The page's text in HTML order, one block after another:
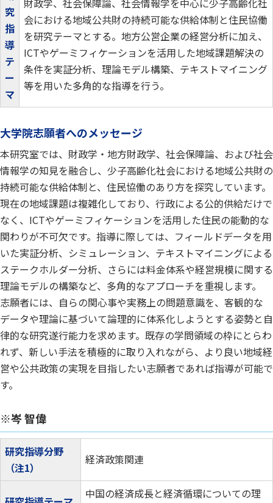
究
指
導
テ
ー
マ
財政学、社会保障論、社会情報学を中心に少子高齢化社
会における地域公共財の持続可能な供給体制と住民協働
を研究テーマとする。地方公営企業の経営分析に加え、
ICTやゲーミフィケーションを活用した地域課題解決の
条件を実証分析、理論モデル構築、テキストマイニング
等を用いた多角的な指導を行う。
大学院志願者へのメッセージ
本研究室では、財政学・地方財政学、社会保障論、および社会
情報学の知見を融合し、少子高齢化社会における地域公共財の
持続可能な供給体制と、住民協働のあり方を探究しています。
現在の地域課題は複雑化しており、行政による公的供給だけで
なく、ICTやゲーミフィケーションを活用した住民の能動的な
関わりが不可欠です。指導に際しては、フィールドデータを用
いた実証分析、シミュレーション、テキストマイニングによる
ステークホルダー分析、さらには料金体系や経営規模に関する
理論モデルの構築など、多角的なアプローチを重視します。
志願者には、自らの関心事や実務上の問題意識を、客観的な
データや理論に基づいて論理的に体系化しようとする姿勢と自
律的な研究遂行能力を求めます。既存の学問領域の枠にとらわ
れず、新しい手法を積極的に取り入れながら、より良い地域経
営や公共政策の実現を目指したい志願者であれば指導が可能で
す。
※岑 智偉
研究指導分野
（注1）
経済政策関連
中国の経済成長と経済循環についての理